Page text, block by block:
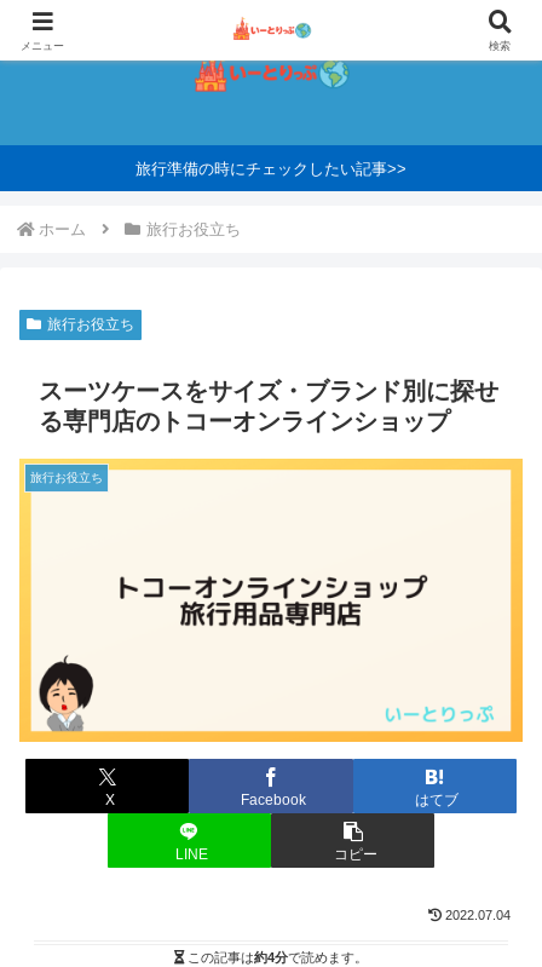
旅行準備の時にチェックしたい記事>>
ホーム 旅行お役立ち
旅行お役立ち
スーツケースをサイズ・ブランド別に探せ
る専門店のトコーオンラインショップ
旅行お役立ち
X Facebook はてブ
LINE コピー
2022.07.04
この記事は約4分で読めます。
メニュー 検索